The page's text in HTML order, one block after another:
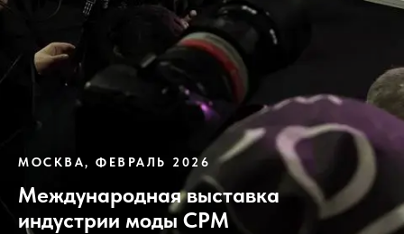
МОСКВА, ФЕВРАЛЬ 2026
Международная выставка
индустрии моды CPM